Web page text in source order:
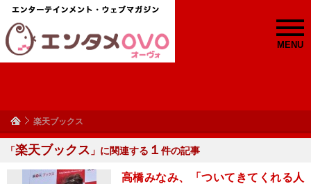
MENU
楽天ブックス
「楽天ブックス 」に関連する １ 件の記事
高橋みなみ、「ついてきてくれる人